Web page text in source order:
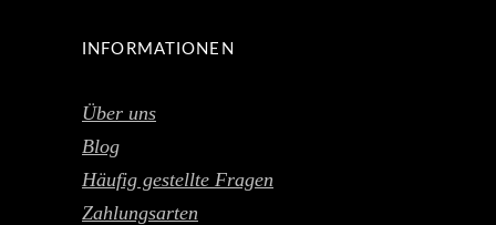
INFORMATIONEN
Über uns
Blog
Häufig gestellte Fragen
Zahlungsarten